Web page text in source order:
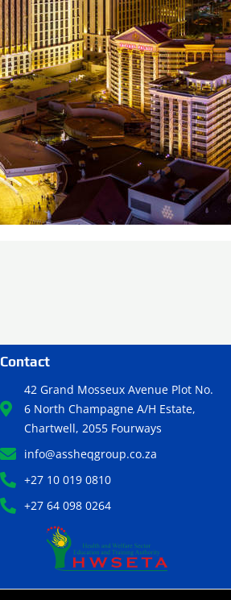
Contact
42 Grand Mosseux Avenue Plot No.
6 North Champagne A/H Estate,
Chartwell, 2055 Fourways
info@assheqgroup.co.za
+27 10 019 0810
+27 64 098 0264